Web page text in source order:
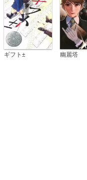
ギフト± 幽麗塔